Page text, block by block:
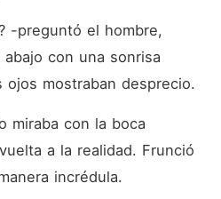
-preguntó el hombre,
con una sonrisa
ojos mostraban desprecio.
miraba con la boca
a la realidad. Frunció
incrédula.